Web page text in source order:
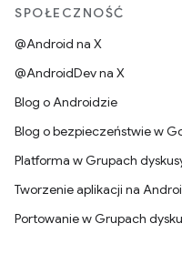
SPOŁECZNOŚĆ
@Android na X
@AndroidDev na X
Blog o Androidzie
Blog o bezpieczeństwie w
Platforma w Grupach
Tworzenie aplikacji na
Portowanie w Grupach